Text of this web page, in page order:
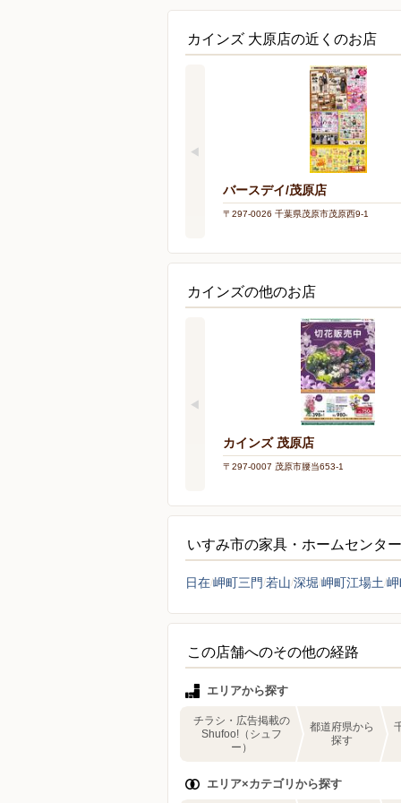
カインズ 大原店の近くのお店
バースデイ/茂原店
〒297-0026 千葉県茂原市茂原西9-1
カインズの他のお店
カインズ 茂原店
〒297-0007 茂原市腰当653-1
いすみ市の家具・ホームセンタ
日在岬町三門 若山 深堀 岬町江場土
この店舗へのその他の経路
エリアから探す
チラシ・広告掲載の
Shufoo!（シュフ
ー）
都道府県から
探す
エリア×カテゴリから探す